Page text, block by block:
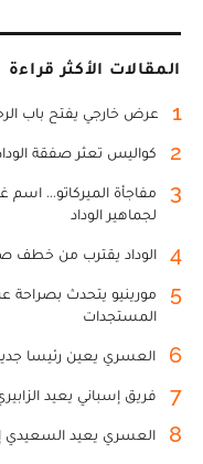
المقالات الأكثر قراءة
1 عرض خارجي يفتح باب
2 كواليس تعثر صفقة
3
مفاجأة الميركاتو... اسم
لجماهير الوداد
4 الوداد يقترب من خطف
5
مورينيو يتحدث بصراحة
المستجدات
6 العسري يعين رئيسا
7 فريق إسباني يعيد
8 العسري يعيد السعيدي